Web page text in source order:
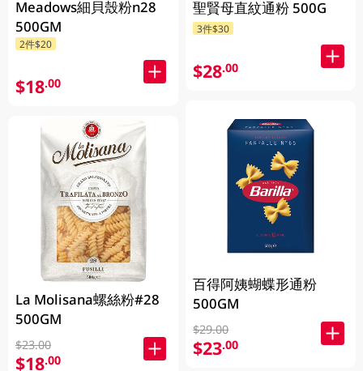
Meadows細貝殼粉n28
500GM
2件$20
$18.00
La Molisana螺絲粉#28
500GM
$23.00
$18.00
聖賢母直紋通粉 500G
3件$30
$28.00
百得阿姨蝴蝶形通粉
500GM
$29.00
$23.00